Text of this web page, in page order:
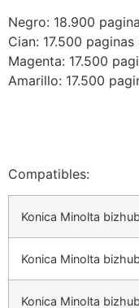
Negro: 18.900
Cian: 17.500 paginas
Magenta: 17.500
Amarillo: 17.500
Compatibles:
Konica Minolta
Konica Minolta
Konica Minolta